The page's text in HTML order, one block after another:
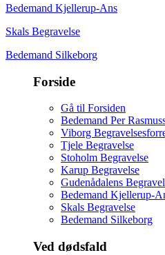
Bedemand Kjellerup-Ans
Skals Begravelse
Bedemand Silkeborg
Forside
Gå til Forsiden
Bedemand Per
Viborg
Tjele Begravelse
Stoholm Begravelse
Karup Begravelse
Gudenådalens
Bedemand Kjellerup-
Skals Begravelse
Bedemand Silkeborg
Ved dødsfald